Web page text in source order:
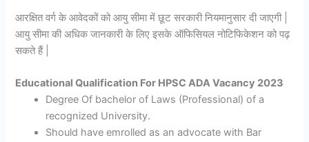
आरक्षित वर्ग के आवेदकों को आयु सीमा में छूट सरकारी नियमानुसार दी जाएगी |
आयु सीमा की अधिक जानकारी के लिए इसके ऑफिसियल नोटिफिकेशन को पढ़
सकते हैं |
Educational Qualification For HPSC ADA Vacancy 2023
Degree Of bachelor of Laws (Professional) of a
recognized University.
Should have emrolled as an advocate with Bar